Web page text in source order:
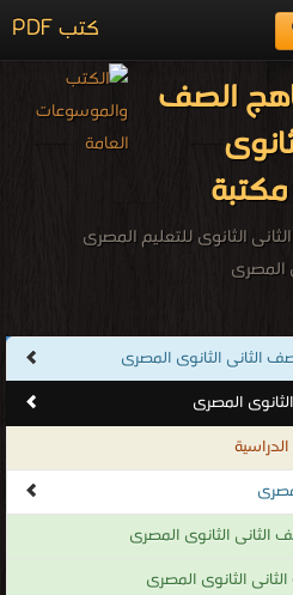
كتب PDF
الصف
الثانوى للتعليم المصرى
المصرى
الثانوى المصرى
المصرى
الثانى الثانوى المصرى
الثانوى المصرى